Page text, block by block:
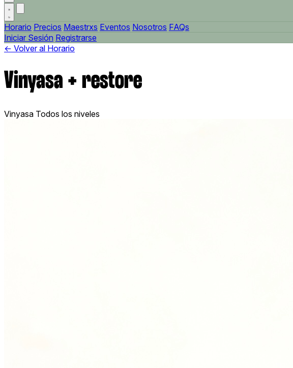
Horario Precios Maestrxs Eventos Nosotros FAQs
Iniciar Sesión Registrarse
← Volver al Horario
Vinyasa + restore
Vinyasa Todos los niveles